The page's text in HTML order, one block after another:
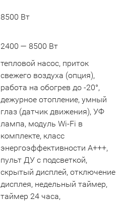
8500 Вт
2400 — 8500 Вт
тепловой насос, приток
свежего воздуха (опция),
работа на обогрев до -20°,
дежурное отопление, умный
глаз (датчик движения), УФ
лампа, модуль Wi-Fi в
комплекте, класс
энергоэффективности А+++,
пульт ДУ с подсветкой,
скрытый дисплей, отключение
дисплея, недельный таймер,
таймер 24 часа,